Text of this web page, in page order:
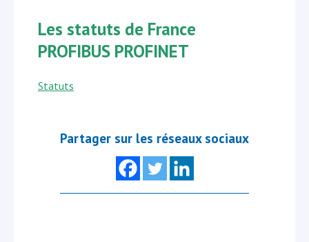
Les statuts de France
PROFIBUS PROFINET
Statuts
Partager sur les réseaux sociaux